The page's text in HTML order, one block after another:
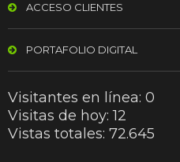
ACCESO CLIENTES
PORTAFOLIO DIGITAL
Visitantes en línea: 0
Visitas de hoy:12
Vistas totales: 72.645